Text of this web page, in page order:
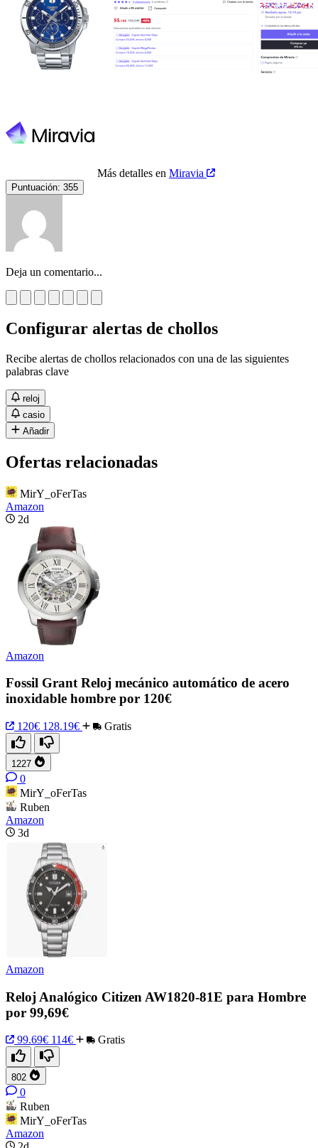
Más detalles en Miravia
Puntuación: 355
Deja un comentario...
Configurar alertas de chollos
Recibe alertas de chollos relacionados con una de las siguientes
palabras clave
reloj
casio
Añadir
Ofertas relacionadas
MirY_oFerTas
Amazon
2d
Amazon
Fossil Grant Reloj mecánico automático de acero
inoxidable hombre por 120€
120€ 128.19€ Gratis
1227
0
MirY_oFerTas
Ruben
Amazon
3d
Amazon
Reloj Analógico Citizen AW1820-81E para Hombre
por 99,69€
99.69€ 114€ Gratis
802
0
Ruben
MirY_oFerTas
Amazon